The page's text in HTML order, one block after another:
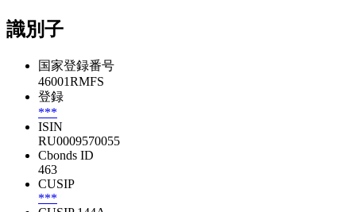
識別子
国家登録番号
46001RMFS
登録
***
ISIN
RU0009570055
Cbonds ID
463
CUSIP
***